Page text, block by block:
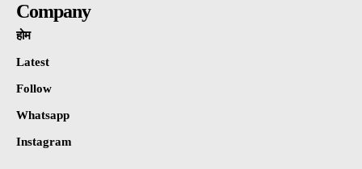
Company
होम
Latest
Follow
Whatsapp
Instagram